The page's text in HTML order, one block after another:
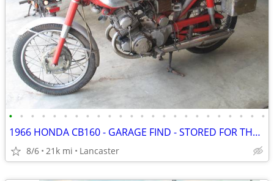
• • • • • • • • • • • • • • • • • • • • • • • •
1966 HONDA CB160 - GARAGE FIND - STORED FOR THE PAST 35 YEARS
8/6 21k mi Lancaster